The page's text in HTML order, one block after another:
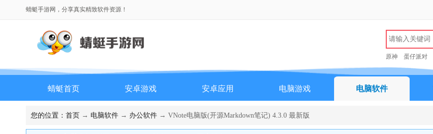
蜻蜓手游网，分享真实精致软件资源！
原神 蛋仔派对
蜻蜓首页 安卓游戏 安卓应用 电脑游戏 电脑软件
排行榜
您的位置： 首页 → 电脑软件 → 办公软件 → VNote电脑版(开源Markdown笔记) 4.3.0 最新版